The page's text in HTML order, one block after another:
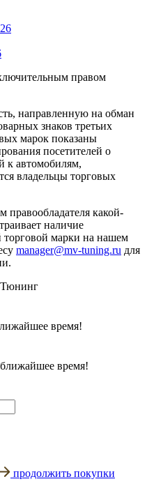
правом
направленную на обман
знаков третьих
марок показаны
посетителей о
к автомобилям,
владельцы торговых
правообладателя какой-
наличие
торговой марки на нашем
manager@mv-tuning.ru для
время!
ближайшее время!
продолжить покупки